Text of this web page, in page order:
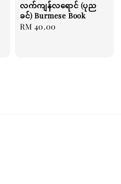
လက်ကျန်လရောင် (ပုည
ခင်) Burmese Book
Regular
RM 40.00